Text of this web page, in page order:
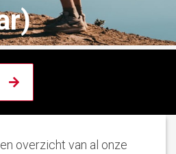
overzicht van al onze